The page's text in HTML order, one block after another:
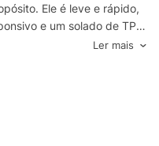
Ele é leve e rápido,
e um solado de TPU
O cabedal em malha
suporte, permitindo que
Este produto contém pelo
escolher o reciclado,
o que ajuda a reduzir o
Ler mais